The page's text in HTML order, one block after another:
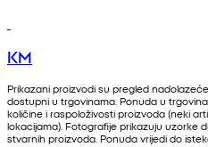
KM
Prikazani proizvodi su pregled
dostupni u trgovinama. Ponuda u
količine i raspoloživosti proizvoda (neki
lokacijama). Fotografije prikazuju uzorke
stvarnih proizvoda. Ponuda vrijedi do